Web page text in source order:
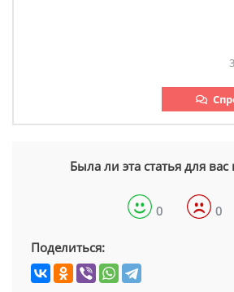
Была ли эта статья для вас
0 0
Поделиться: